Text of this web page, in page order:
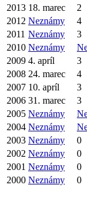
2013 18. marec 2
2012 Neznámy 4
2011 Neznámy 3
2010 Neznámy
2009 4. apríl 3
2008 24. marec 4
2007 10. apríl 3
2006 31. marec 3
2005 Neznámy
2004 Neznámy
2003 Neznámy 0
2002 Neznámy 0
2001 Neznámy 0
2000 Neznámy 0